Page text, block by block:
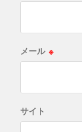
メール ※
サイト